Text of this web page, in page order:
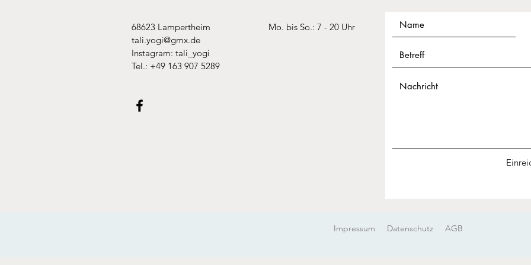
68623 Lampertheim
tali.yogi@gmx.de
Instagram: tali_yogi
Tel.: +49 163 907 5289
Mo. bis So.: 7 - 20 Uhr​​​
Impressum Datenschutz AGB